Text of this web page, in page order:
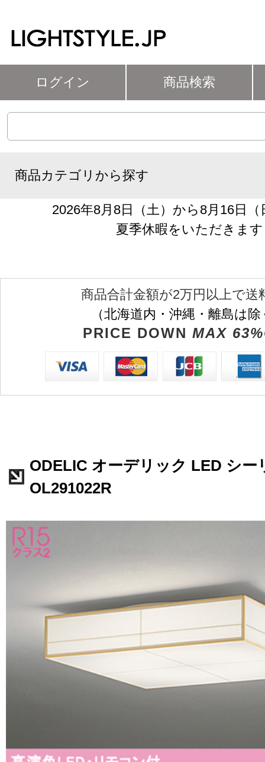
ログイン 商品検索
商品カテゴリから探す
2026年8月8日（土）から8月16日
夏季休暇をいただきます
商品合計金額が2万円以上で送
（北海道内・沖縄・離島は
PRICE DOWN MAX
ODELIC オーデリック LED シー
OL291022R